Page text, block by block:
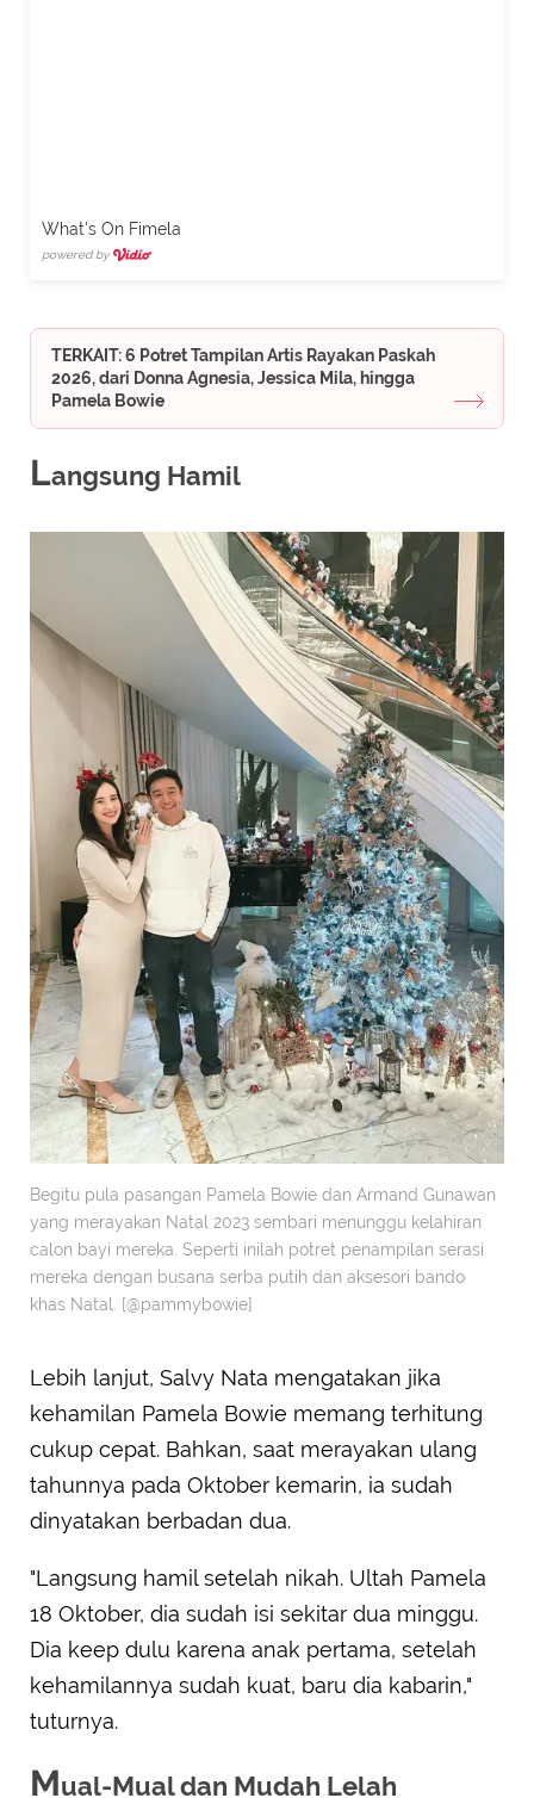
What's On Fimela
powered by
TERKAIT: 6 Potret Tampilan Artis Rayakan Paskah
2026, dari Donna Agnesia, Jessica Mila, hingga
Pamela Bowie
Langsung Hamil
Begitu pula pasangan Pamela Bowie dan Armand Gunawan
yang merayakan Natal 2023 sembari menunggu kelahiran
calon bayi mereka. Seperti inilah potret penampilan serasi
mereka dengan busana serba putih dan aksesori bando
khas Natal. [@pammybowie]
Lebih lanjut, Salvy Nata mengatakan jika
kehamilan Pamela Bowie memang terhitung
cukup cepat. Bahkan, saat merayakan ulang
tahunnya pada Oktober kemarin, ia sudah
dinyatakan berbadan dua.
"Langsung hamil setelah nikah. Ultah Pamela
18 Oktober, dia sudah isi sekitar dua minggu.
Dia keep dulu karena anak pertama, setelah
kehamilannya sudah kuat, baru dia kabarin,"
tuturnya.
Mual-Mual dan Mudah Lelah